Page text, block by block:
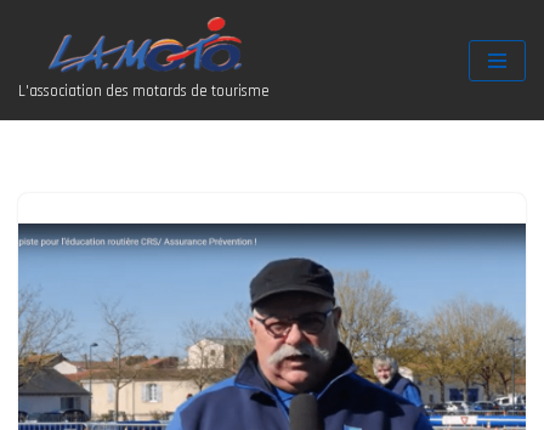
Aller
au
contenu
L'association des motards de tourisme